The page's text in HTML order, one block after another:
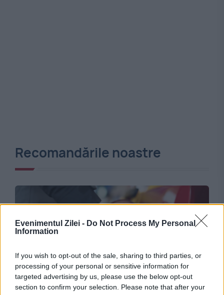
Evenimentul Zilei - Do Not Process My Personal
Information
If you wish to opt-out of the sale, sharing to third parties, or
processing of your personal or sensitive information for
targeted advertising by us, please use the below opt-out
section to confirm your selection. Please note that after your
Recomandările noastre
ECONOMIE